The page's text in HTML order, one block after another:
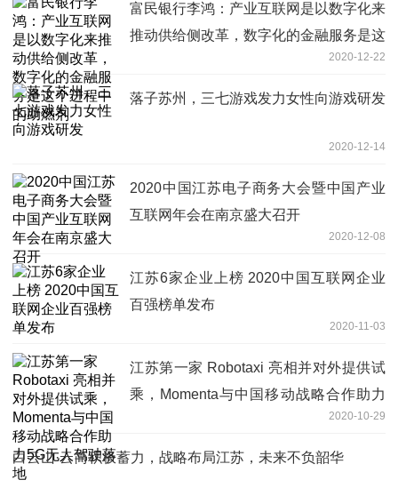
富民银行李鸿：产业互联网是以数字化来
推动供给侧改革，数字化的金融服务是这
2020-12-22
落子苏州，三七游戏发力女性向游戏研发
2020-12-14
2020中国江苏电子商务大会暨中国产业
互联网年会在南京盛大召开
2020-12-08
江苏6家企业上榜 2020中国互联网企业
百强榜单发布
2020-11-03
江苏第一家 Robotaxi 亮相并对外提供试
乘，Momenta与中国移动战略合作助力
2020-10-29
白云山·云简积极蓄力，战略布局江苏，未来不负韶华